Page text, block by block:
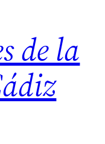
de la